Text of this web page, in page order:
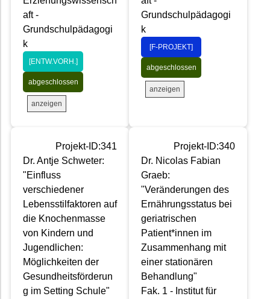
aft -
Grundschulpädagogi
k
[ENTW.VORH.]
abgeschlossen
anzeigen
Grundschulpädagogi
k
[F-PROJEKT]
abgeschlossen
anzeigen
Projekt-ID:341
Dr. Antje Schweter:
"Einfluss
verschiedener
Lebensstilfaktoren auf
die Knochenmasse
von Kindern und
Jugendlichen:
Möglichkeiten der
Gesundheitsförderun
g im Setting Schule"
Projekt-ID:340
Dr. Nicolas Fabian
Graeb:
"Veränderungen des
Ernährungsstatus bei
geriatrischen
Patient*innen im
Zusammenhang mit
einer stationären
Behandlung"
Fak. 1 - Institut für